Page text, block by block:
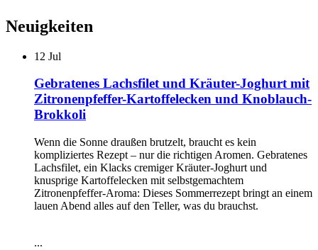
Neuigkeiten
12 Jul
Gebratenes Lachsfilet und Kräuter-Joghurt mit
Zitronenpfeffer-Kartoffelecken und Knoblauch-
Brokkoli
Wenn die Sonne draußen brutzelt, braucht es kein
kompliziertes Rezept – nur die richtigen Aromen. Gebratenes
Lachsfilet, ein Klacks cremiger Kräuter-Joghurt und
knusprige Kartoffelecken mit selbstgemachtem
Zitronenpfeffer-Aroma: Dieses Sommerrezept bringt an einem
lauen Abend alles auf den Teller, was du brauchst.
...